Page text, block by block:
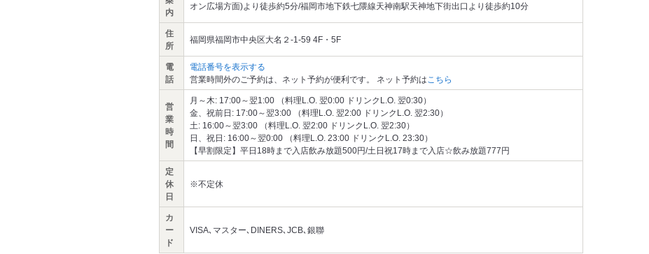
内
オン広場方面)より徒歩約5分/福岡市地下鉄七隈線天神南駅天神地下街出口より徒歩約10分
住
所
福岡県福岡市中央区大名２-1-59 4F・5F
電
話
電話番号を表示する
営業時間外のご予約は、ネット予約が便利です。 ネット予約はこちら
営
業
時
間
月～木: 17:00～翌1:00 （料理L.O. 翌0:00 ドリンクL.O. 翌0:30）
金、祝前日: 17:00～翌3:00 （料理L.O. 翌2:00 ドリンクL.O. 翌2:30）
土: 16:00～翌3:00 （料理L.O. 翌2:00 ドリンクL.O. 翌2:30）
日、祝日: 16:00～翌0:00 （料理L.O. 23:00 ドリンクL.O. 23:30）
【早割限定】平日18時まで入店飲み放題500円/土日祝17時まで入店☆飲み放題777円
定
休
日
※不定休
カ
ー
ド
VISA､マスター､DINERS､JCB､銀聯